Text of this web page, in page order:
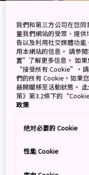
自行車
帶著愛車一
單車友善飯
位在廣島縣尾道市的
而成、以自行車為主
廳、咖啡館和自行車
善飯店「HOTEL
地傳統產業所生產的
愛車度過舒適的夜晚。
我們和第三方公司在您
量我們網站的受眾、提
告以及利用社交媒體功
用本網站的信息。 請參
置”了解更多信息。 如
“接受所有 Cookie”。
們的所有 Cookie。如果
器開關移至活動狀態。
策》第3.2條下的
政策
绝对必要的 Cookie
性能 Cookie